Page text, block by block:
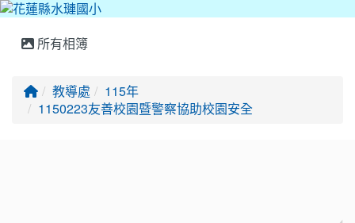
所有相簿
回首頁
教導處
115年
1150223友善校園暨警察協助校園安全